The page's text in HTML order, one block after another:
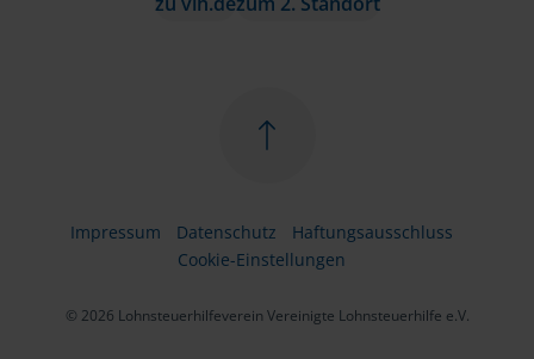
Impressum Datenschutz
Haftungsausschluss
Cookie-Einstellungen
© 2026 Lohnsteuerhilfeverein Vereinigte Lohnsteuerhilfe e.V.